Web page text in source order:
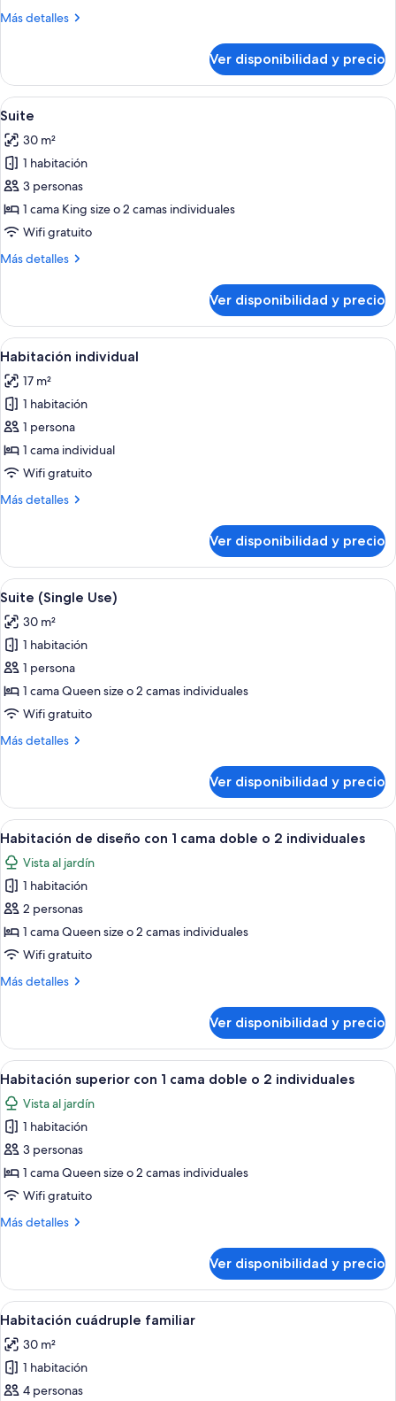
cama
2
individuales
Más detalles
Más
con
cama
o
2
individuales
Ver disponibilidad y precio
Ver
todas
las
fotos
de
Suite
Una habitación con pared de ladrillo,
5
Suite
30 m²
1 habitación
3 personas
1 cama King size o 2 camas individuales
Wifi gratuito
Más detalles
Más
Ver disponibilidad y precio
Ver
todas
las
fotos
de
Habitación
individual
Escritorio, tabla de planchar con
1
Habitación individual
17 m²
1 habitación
1 persona
1 cama individual
Wifi gratuito
Más detalles
Más
individual
Ver disponibilidad y precio
Ver
todas
las
fotos
de
Suite
(Single
Una habitación con pared de ladrillo,
4
Suite (Single Use)
30 m²
1 habitación
1 persona
1 cama Queen size o 2 camas individuales
Wifi gratuito
Más detalles
Más
(Single
Use)
Ver disponibilidad y precio
Ver
todas
las
fotos
de
Habitación
de
con
doble
o
2
individuales
Una habitación de hotel moderna
2
Habitación de diseño con 1 cama doble o 2 individuales
Vista al jardín
1 habitación
2 personas
1 cama Queen size o 2 camas individuales
Wifi gratuito
Más detalles
Más
de
diseño
con
cama
doble
2
individuales
Ver disponibilidad y precio
Ver
todas
las
fotos
de
Habitación
superior
1
o
2
individuales
Una habitación de hotel moderna
1
Habitación superior con 1 cama doble o 2 individuales
Vista al jardín
1 habitación
3 personas
1 cama Queen size o 2 camas individuales
Wifi gratuito
Más detalles
Más
superior
con
1
doble
o
individuales
Ver disponibilidad y precio
Ver
todas
las
fotos
de
Un dormitorio con techo inclinado,
1
Habitación cuádruple familiar
30 m²
1 habitación
4 personas